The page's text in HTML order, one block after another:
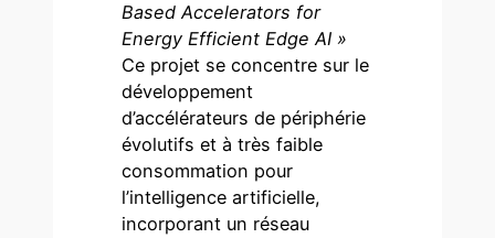
Based Accelerators for
Energy Efficient Edge AI »
Ce projet se concentre sur le
développement
d’accélérateurs de périphérie
évolutifs et à très faible
consommation pour
l’intelligence artificielle,
incorporant un réseau